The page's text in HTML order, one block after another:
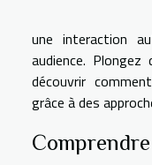
une interaction
audience.
découvrir
grâce à des